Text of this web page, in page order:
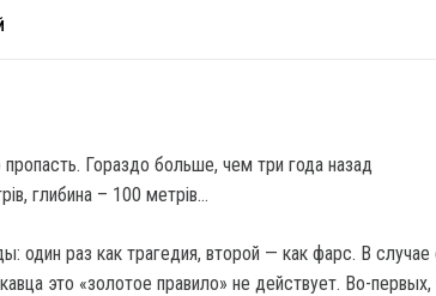
Гораздо больше, чем три года назад
один раз как трагедия, второй — как фарс. В случае
это «золотое правило» не действует. Во-первых,